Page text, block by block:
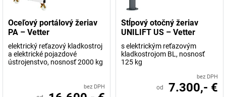
Oceľový portálový žeriav
PA – Vetter
elektrický reťazový kladkostroj
a elektrické pojazdové
ústrojenstvo, nosnosť 2000 kg
bez DPH
Stĺpový otočný žeriav
UNILIFT US – Vetter
s elektrickým reťazovým
kladkostrojom BL, nosnosť
125 kg
bez DPH
od 7.300,- €